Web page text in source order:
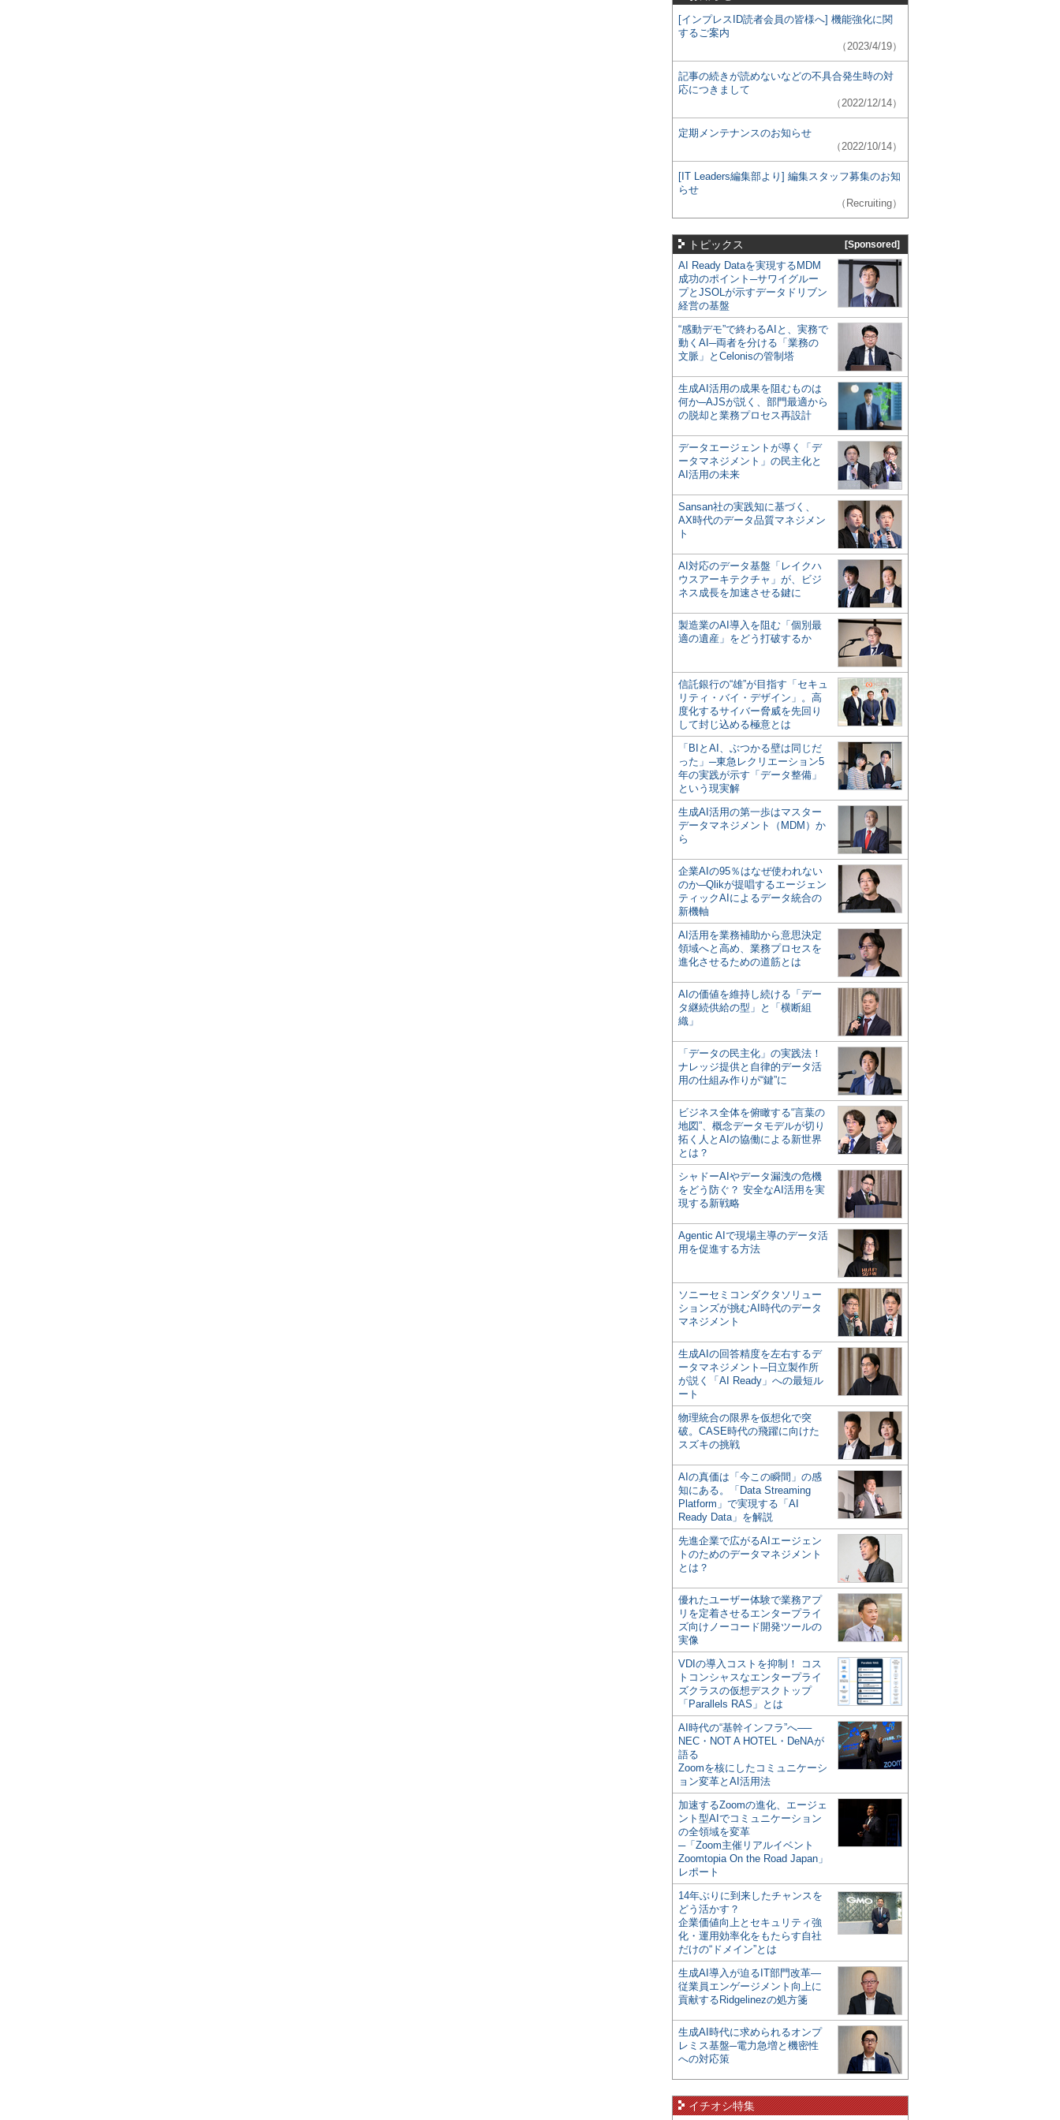
[インプレスID読者会員の皆様へ] 機能強化に関
するご案内
（2023/4/19）
記事の続きが読めないなどの不具合発生時の対
応につきまして
（2022/12/14）
定期メンテナンスのお知らせ
（2022/10/14）
[IT Leaders編集部より] 編集スタッフ募集のお知
らせ
（Recruiting）
トピックス [Sponsored]
AI Ready Dataを実現するMDM
成功のポイント─サワイグルー
プとJSOLが示すデータドリブン
経営の基盤
“感動デモ”で終わるAIと、実務で
動くAI─両者を分ける「業務の
文脈」とCelonisの管制塔
生成AI活用の成果を阻むものは
何か─AJSが説く、部門最適から
の脱却と業務プロセス再設計
データエージェントが導く「デ
ータマネジメント」の民主化と
AI活用の未来
Sansan社の実践知に基づく、
AX時代のデータ品質マネジメン
ト
AI対応のデータ基盤「レイクハ
ウスアーキテクチャ」が、ビジ
ネス成長を加速させる鍵に
製造業のAI導入を阻む「個別最
適の遺産」をどう打破するか
信託銀行の“雄”が目指す「セキュ
リティ・バイ・デザイン」。高
度化するサイバー脅威を先回り
して封じ込める極意とは
「BIとAI、ぶつかる壁は同じだ
った」─東急レクリエーション5
年の実践が示す「データ整備」
という現実解
生成AI活用の第一歩はマスター
データマネジメント（MDM）か
ら
企業AIの95％はなぜ使われない
のか─Qlikが提唱するエージェン
ティックAIによるデータ統合の
新機軸
AI活用を業務補助から意思決定
領域へと高め、業務プロセスを
進化させるための道筋とは
AIの価値を維持し続ける「デー
タ継続供給の型」と「横断組
織」
「データの民主化」の実践法！
ナレッジ提供と自律的データ活
用の仕組み作りが“鍵”に
ビジネス全体を俯瞰する“言葉の
地図”、概念データモデルが切り
拓く人とAIの協働による新世界
とは？
シャドーAIやデータ漏洩の危機
をどう防ぐ？ 安全なAI活用を実
現する新戦略
Agentic AIで現場主導のデータ活
用を促進する方法
ソニーセミコンダクタソリュー
ションズが挑むAI時代のデータ
マネジメント
生成AIの回答精度を左右するデ
ータマネジメント─日立製作所
が説く「AI Ready」への最短ル
ート
物理統合の限界を仮想化で突
破。CASE時代の飛躍に向けた
スズキの挑戦
AIの真価は「今この瞬間」の感
知にある。「Data Streaming
Platform」で実現する「AI
Ready Data」を解説
先進企業で広がるAIエージェン
トのためのデータマネジメント
とは？
優れたユーザー体験で業務アプ
リを定着させるエンタープライ
ズ向けノーコード開発ツールの
実像
VDIの導入コストを抑制！ コス
トコンシャスなエンタープライ
ズクラスの仮想デスクトップ
「Parallels RAS」とは
AI時代の“基幹インフラ”へ──
NEC・NOT A HOTEL・DeNAが
語る
Zoomを核にしたコミュニケーシ
ョン変革とAI活用法
加速するZoomの進化、エージェ
ント型AIでコミュニケーション
の全領域を変革
─「Zoom主催リアルイベント
Zoomtopia On the Road Japan」
レポート
14年ぶりに到来したチャンスを
どう活かす？
企業価値向上とセキュリティ強
化・運用効率化をもたらす自社
だけの“ドメイン”とは
生成AI導入が迫るIT部門改革―
従業員エンゲージメント向上に
貢献するRidgelinezの処方箋
生成AI時代に求められるオンプ
レミス基盤─電力急増と機密性
への対応策
イチオシ特集